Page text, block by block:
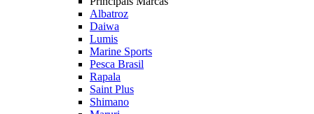
Albatroz
Daiwa
Lumis
Marine Sports
Pesca Brasil
Rapala
Saint Plus
Shimano